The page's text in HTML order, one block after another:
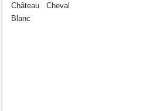
Château Cheval
Blanc